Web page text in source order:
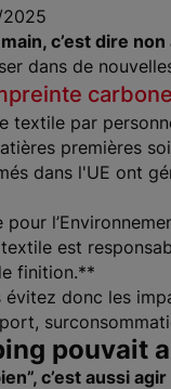
c’est dire
dans de
carbone
textile par
premières
dans l'UE ont
est
finition.**
évitez donc les
pouvait
c’est aussi